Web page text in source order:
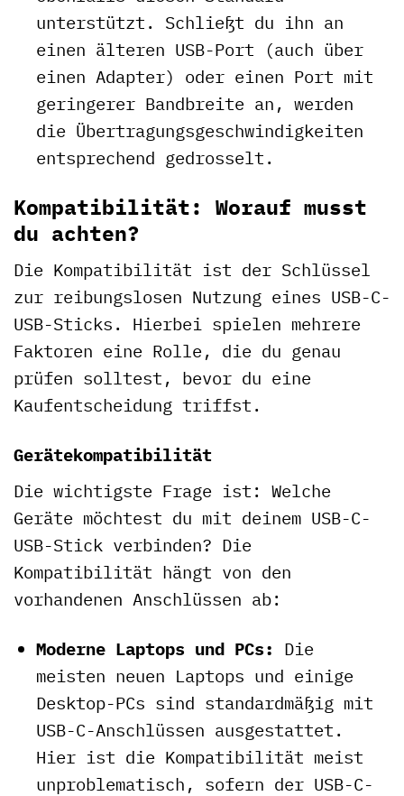
unterstützt. Schließt du ihn an
einen älteren USB-Port (auch über
einen Adapter) oder einen Port mit
geringerer Bandbreite an, werden
die Übertragungsgeschwindigkeiten
entsprechend gedrosselt.
Kompatibilität: Worauf musst
du achten?
Die Kompatibilität ist der Schlüssel
zur reibungslosen Nutzung eines USB-C-
USB-Sticks. Hierbei spielen mehrere
Faktoren eine Rolle, die du genau
prüfen solltest, bevor du eine
Kaufentscheidung triffst.
Gerätekompatibilität
Die wichtigste Frage ist: Welche
Geräte möchtest du mit deinem USB-C-
USB-Stick verbinden? Die
Kompatibilität hängt von den
vorhandenen Anschlüssen ab:
Moderne Laptops und PCs: Die
meisten neuen Laptops und einige
Desktop-PCs sind standardmäßig mit
USB-C-Anschlüssen ausgestattet.
Hier ist die Kompatibilität meist
unproblematisch, sofern der USB-C-